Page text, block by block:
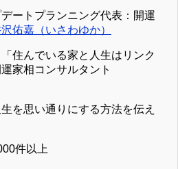
ートプランニング代表：開運
佑嘉（いさわゆか）
住んでいる家と人生はリンク
家相コンサルタント
を思い通りにする方法を伝え
件以上